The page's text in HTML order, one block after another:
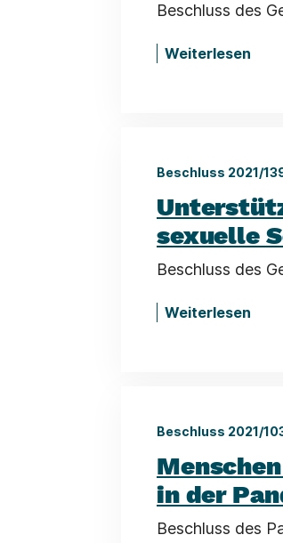
Beschluss des
Weiterlesen
Beschluss 2021/
sexuelle
Beschluss des
Weiterlesen
Beschluss 2021/
in der
Beschluss des